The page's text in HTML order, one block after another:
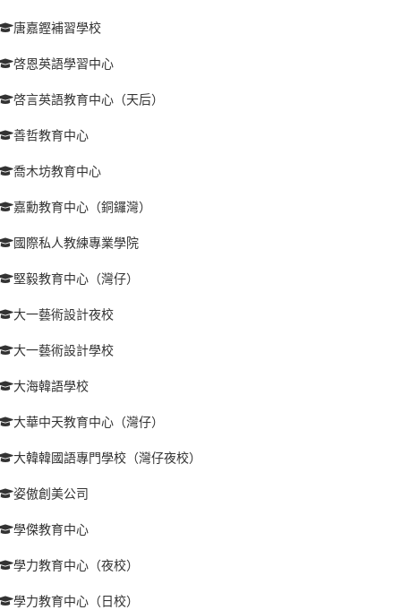
唐嘉鏗補習學校
啓恩英語學習中心
啓言英語教育中心（天后）
善哲教育中心
喬木坊教育中心
嘉勳教育中心（銅鑼灣）
國際私人教練專業學院
堅毅教育中心（灣仔）
大一藝術設計夜校
大一藝術設計學校
大海韓語學校
大華中天教育中心（灣仔）
大韓韓國語專門學校（灣仔夜校）
姿傲創美公司
學傑教育中心
學力教育中心（夜校）
學力教育中心（日校）